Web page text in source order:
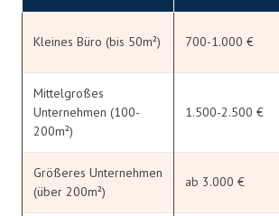
Kleines Büro (bis 50m²) 700-1.000 €
Mittelgroßes
Unternehmen (100-
200m²)
1.500-2.500 €
Größeres Unternehmen
(über 200m²)
ab 3.000 €